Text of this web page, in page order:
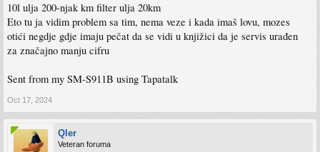
10l ulja 200-njak km filter ulja 20km
Eto tu ja vidim problem sa tim, nema veze i kada imaš lovu, mozes
otići negdje gdje imaju pečat da se vidi u knjižici da je servis urađen
za značajno manju cifru
Sent from my SM-S911B using Tapatalk
Oct 17, 2024
Qler
Veteran foruma